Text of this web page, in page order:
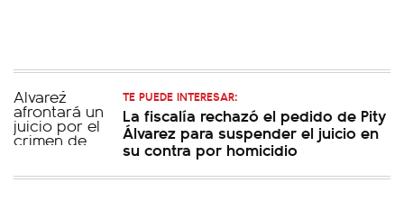
TE PUEDE INTERESAR:
La fiscalía rechazó el pedido de Pity
Álvarez para suspender el juicio en
su contra por homicidio